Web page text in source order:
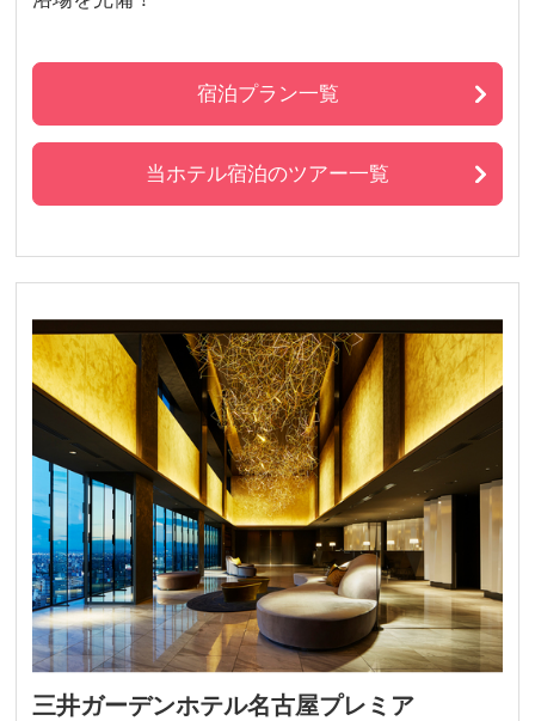
宿泊プラン一覧
当ホテル宿泊のツアー一覧
三井ガーデンホテル名古屋プレミア